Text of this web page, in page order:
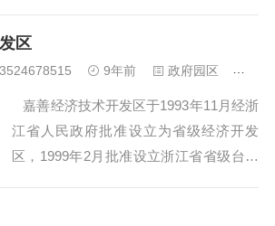
5.68平方公里，下辖4个街道、40个行政
市政府的坚强...
区
9年前 政府园区
嘉善经济技术开发区于1993年11月经浙
江省人民政府批准设立为省级经济开发
区，1999年2月批准设立浙江省省级台商